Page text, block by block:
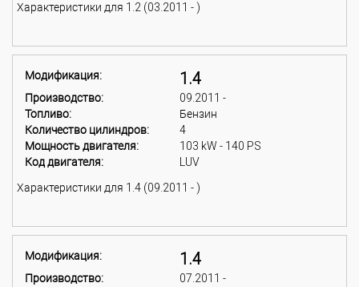
Характеристики для 1.2 (03.2011 - )
Модификация: 1.4
Производство:
09.2011 -
Топливо:
Бензин
Количество цилиндров:
4
Мощность двигателя:
103 kW - 140 PS
Код двигателя:
LUV
Характеристики для 1.4 (09.2011 - )
Модификация: 1.4
Производство:
07.2011 -